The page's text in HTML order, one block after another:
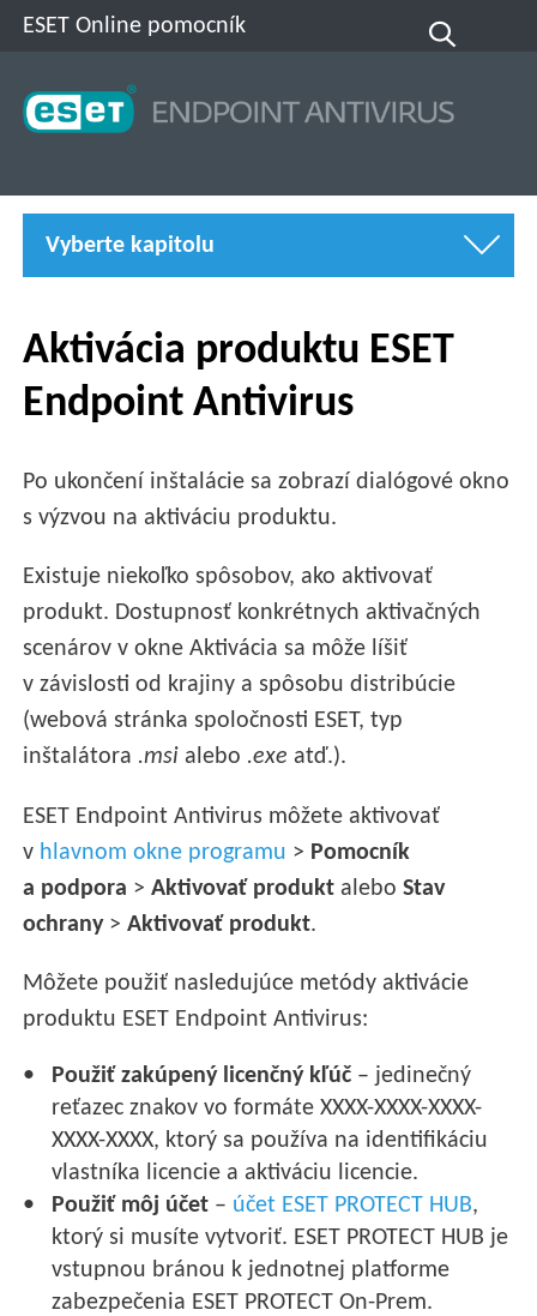
ESET Online pomocník
Vyberte kapitolu
Aktivácia produktu ESET
Endpoint Antivirus
Po ukončení inštalácie sa zobrazí dialógové okno
s výzvou na aktiváciu produktu.
Existuje niekoľko spôsobov, ako aktivovať
produkt. Dostupnosť konkrétnych aktivačných
scenárov v okne Aktivácia sa môže líšiť
v závislosti od krajiny a spôsobu distribúcie
(webová stránka spoločnosti ESET, typ
inštalátora .msi alebo .exe atď.).
ESET Endpoint Antivirus môžete aktivovať
v hlavnom okne programu > Pomocník
a podpora >Aktivovať produkt aleboStav
ochrany>Aktivovať produkt.
Môžete použiť nasledujúce metódy aktivácie
produktu ESET Endpoint Antivirus:
Použiť zakúpený licenčný kľúč – jedinečný
reťazec znakov vo formáte XXXX-XXXX-XXXX-
XXXX-XXXX, ktorý sa používa na identifikáciu
vlastníka licencie a aktiváciu licencie.
Použiť môj účet – účet ESET PROTECT HUB,
ktorý si musíte vytvoriť. ESET PROTECT HUB je
vstupnou bránou k jednotnej platforme
zabezpečenia ESET PROTECT On-Prem.